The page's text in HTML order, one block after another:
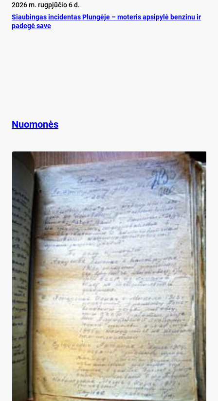
2026 m. rugpjūčio 6 d.
Siau­bin­gas in­ci­den­tas Plun­gė­je – mo­te­ris ap­si­py­lė ben­zi­nu ir
pa­de­gė sa­ve
Nuomonės